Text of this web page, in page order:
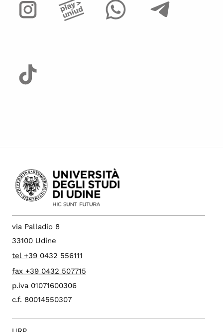
via Palladio 8
33100 Udine
tel +39 0432 556111
fax +39 0432 507715
p.iva 01071600306
c.f. 80014550307